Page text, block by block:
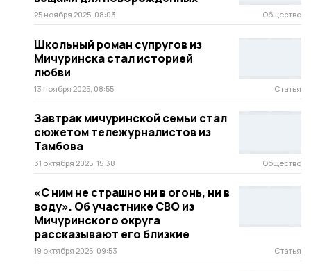
25 ноября 2025, 08:03 Общество
Школьный роман супругов из
Мичуринска стал историей
любви
13 ноября 2025, 08:55 Статья
Завтрак мичуринской семьи стал
сюжетом тележурналистов из
Тамбова
31 октября 2025, 15:38 Общество
«С ним не страшно ни в огонь, ни в
воду». Об участнике СВО из
Мичуринского округа
рассказывают его близкие
19 октября 2025, 09:53 Статья